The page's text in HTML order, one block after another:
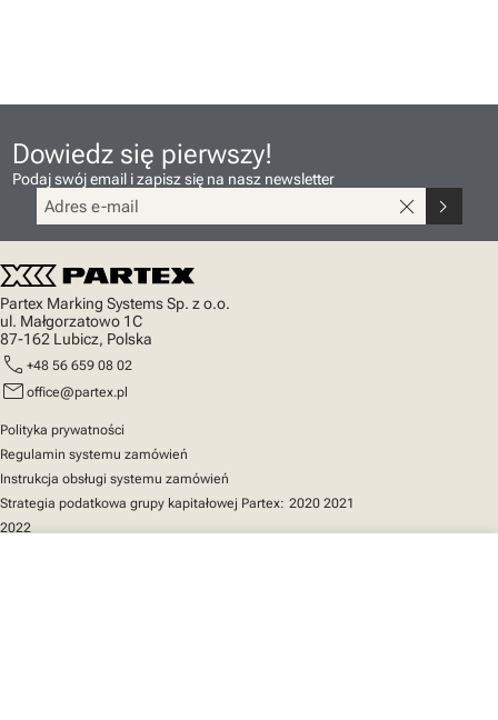
Dowiedz się pierwszy!
Podaj swój email i zapisz się na nasz newsletter
close chevron_right
Partex Marking Systems Sp. z o.o.
ul. Małgorzatowo 1C
87-162 Lubicz, Polska
call +48 56 659 08 02
mail office@partex.pl
Polityka prywatności
Regulamin systemu zamówień
Instrukcja obsługi systemu zamówień
Strategia podatkowa grupy kapitałowej Partex: 2020 2021
2022